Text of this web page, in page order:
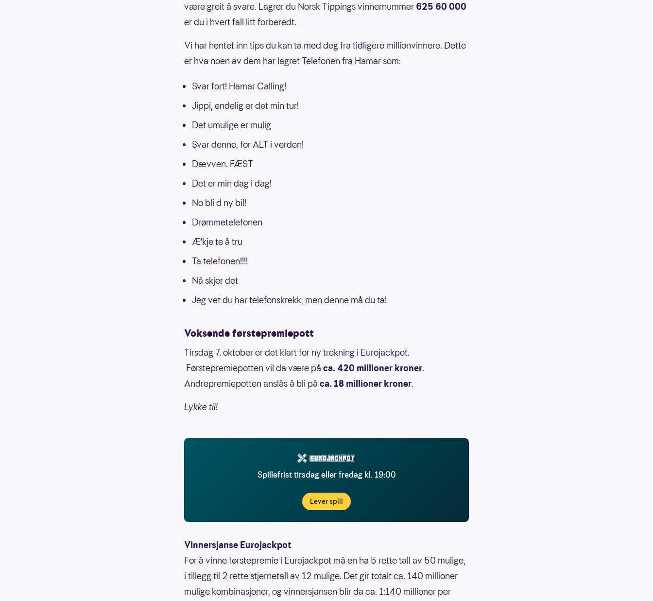
være greit å svare. Lagrer du Norsk Tippings vinnernummer 625 60 000
er du i hvert fall litt forberedt.
Vi har hentet inn tips du kan ta med deg fra tidligere millionvinnere. Dette
er hva noen av dem har lagret Telefonen fra Hamar som:
Svar fort! Hamar Calling!
Jippi, endelig er det min tur!
Det umulige er mulig
Svar denne, for ALT i verden!
Dævven. FÆST
Det er min dag i dag!
No bli d ny bil!
Drømmetelefonen
Æ'kje te å tru
Ta telefonen!!!!
Nå skjer det
Jeg vet du har telefonskrekk, men denne må du ta!
Voksende førstepremiepott
Tirsdag 7. oktober er det klart for ny trekning i Eurojackpot.
Førstepremiepotten vil da være på ca. 420 millioner kroner.
Andrepremiepotten anslås å bli på ca. 18 millioner kroner.
Lykke til!
Spillefrist tirsdag eller fredag kl. 19:00
Lever spill
Vinnersjanse Eurojackpot
For å vinne førstepremie i Eurojackpot må en ha 5 rette tall av 50 mulige,
i tillegg til 2 rette stjernetall av 12 mulige. Det gir totalt ca. 140 millioner
mulige kombinasjoner, og vinnersjansen blir da ca. 1:140 millioner per